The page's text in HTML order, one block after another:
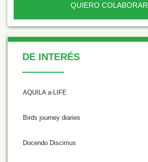
QUIERO COLABORAR
De Interés
DE INTERÉS
AQUILA a-LIFE
Birds journey diaries
Docendo Discimus